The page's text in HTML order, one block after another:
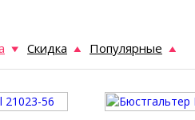
Скидка Популярные